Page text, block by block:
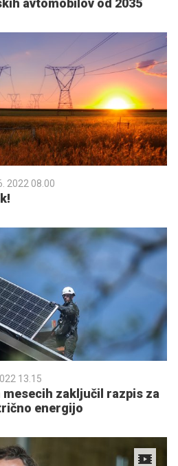
avtomobilov od 2035
2022 08.00
13.15
mesecih zaključil razpis za
energijo